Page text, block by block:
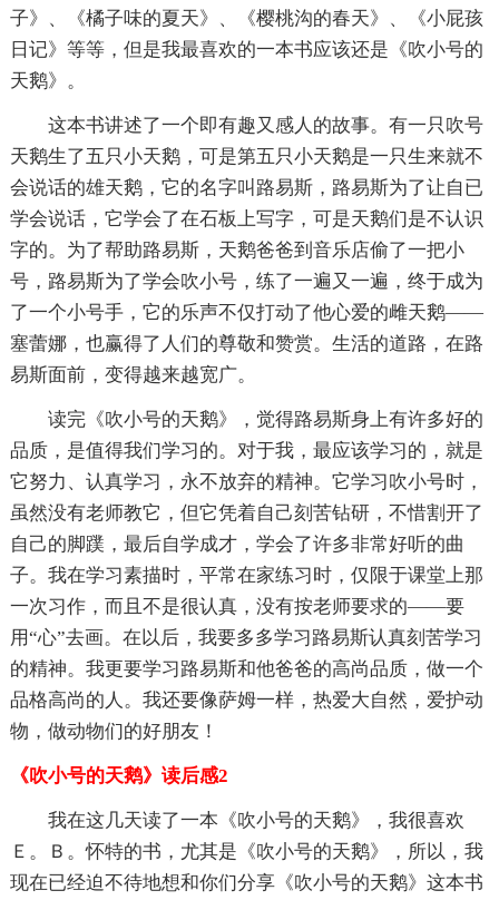
子》、《橘子味的夏天》、《樱桃沟的春天》、《小屁孩
日记》等等，但是我最喜欢的一本书应该还是《吹小号的
天鹅》。
这本书讲述了一个即有趣又感人的故事。有一只吹号
天鹅生了五只小天鹅，可是第五只小天鹅是一只生来就不
会说话的雄天鹅，它的名字叫路易斯，路易斯为了让自已
学会说话，它学会了在石板上写字，可是天鹅们是不认识
字的。为了帮助路易斯，天鹅爸爸到音乐店偷了一把小
号，路易斯为了学会吹小号，练了一遍又一遍，终于成为
了一个小号手，它的乐声不仅打动了他心爱的雌天鹅——
塞蕾娜，也赢得了人们的尊敬和赞赏。生活的道路，在路
易斯面前，变得越来越宽广。
读完《吹小号的天鹅》，觉得路易斯身上有许多好的
品质，是值得我们学习的。对于我，最应该学习的，就是
它努力、认真学习，永不放弃的精神。它学习吹小号时，
虽然没有老师教它，但它凭着自己刻苦钻研，不惜割开了
自己的脚蹼，最后自学成才，学会了许多非常好听的曲
子。我在学习素描时，平常在家练习时，仅限于课堂上那
一次习作，而且不是很认真，没有按老师要求的——要
用“心”去画。在以后，我要多多学习路易斯认真刻苦学习
的精神。我更要学习路易斯和他爸爸的高尚品质，做一个
品格高尚的人。我还要像萨姆一样，热爱大自然，爱护动
物，做动物们的好朋友！
《吹小号的天鹅》读后感2
我在这几天读了一本《吹小号的天鹅》，我很喜欢
Ｅ。Ｂ。怀特的书，尤其是《吹小号的天鹅》，所以，我
现在已经迫不待地想和你们分享《吹小号的天鹅》这本书